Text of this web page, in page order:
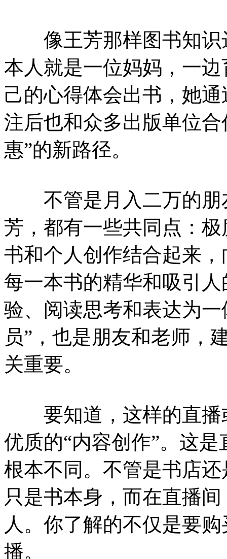
像王芳那样图书知识
本人就是一位妈妈，一
己的心得体会出书，她
注后也和众多出版单位
惠”的新路径。
不管是月入二万的朋
芳，都有一些共同点：
书和个人创作结合起来
每一本书的精华和吸引
验、阅读思考和表达为
员”，也是朋友和老师，
关重要。
要知道，这样的直播
优质的“内容创作”。这
根本不同。不管是书店
只是书本身，而在直播
人。你了解的不仅是要
播。